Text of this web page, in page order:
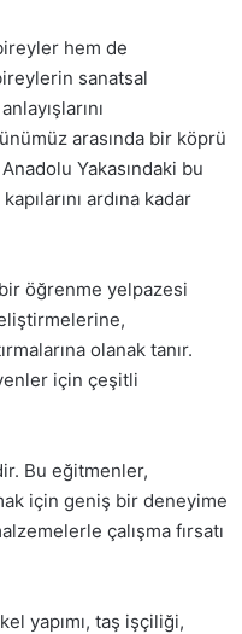
hem de
sanatsal
arasında bir köprü
Yakasındaki bu
ardına kadar
öğrenme yelpazesi
olanak tanır.
için çeşitli
Bu eğitmenler,
için geniş bir deneyime
çalışma fırsatı
yapımı, taş işçiliği,